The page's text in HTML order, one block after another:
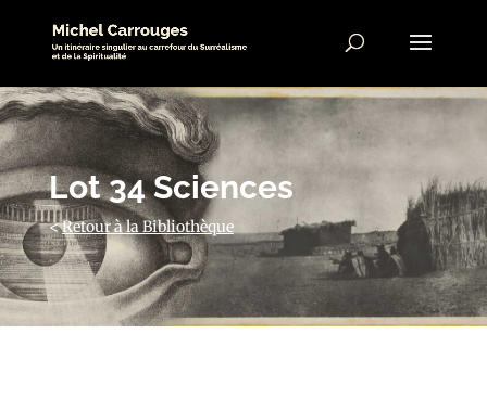
Lot 34 Sciences
<Retour à la Bibliothèque